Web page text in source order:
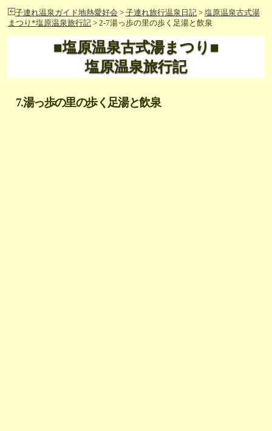
子連れ温泉ガイド地熱愛好会 > 子連れ旅行温泉日記> 塩原温泉古式湯
まつり*塩原温泉旅行記> 2-7湯っ歩の里の歩く足湯と飲泉
■塩原温泉古式湯まつり■
塩原温泉旅行記
7.湯っ歩の里の歩く足湯と飲泉